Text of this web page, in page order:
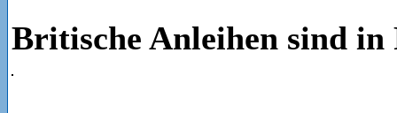
Britische Anleihen sind in